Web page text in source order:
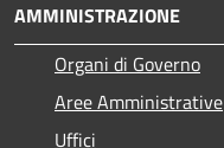
AMMINISTRAZIONE
Organi di Governo
Aree Amministrative
Uffici